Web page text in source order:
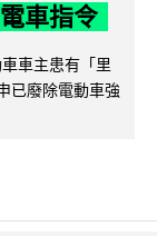
車指令
車主患有「里
已廢除電動車強